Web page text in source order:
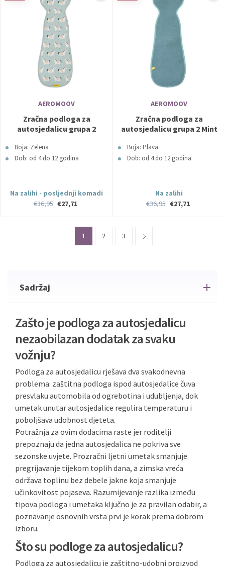
AEROMOOV
Zračna podloga za
autosjedalicu grupa 2
Boja: Zelena
Dob: od 4 do 12 godina
Na zalihi - posljednji komadi
€36,95 €27,71
AEROMOOV
Zračna podloga za
autosjedalicu grupa 2 Mint
Boja: Plava
Dob: od 4 do 12 godina
Na zalihi
€36,95 €27,71
1 2 3
Sadržaj
Zašto je podloga za autosjedalicu
nezaobilazan dodatak za svaku
vožnju?
Podloga za autosjedalicu rješava dva svakodnevna
problema: zaštitna podloga ispod autosjedalice čuva
presvlaku automobila od ogrebotina i udubljenja, dok
umetak unutar autosjedalice regulira temperaturu i
poboljšava udobnost djeteta.
Potražnja za ovim dodacima raste jer roditelji
prepoznaju da jedna autosjedalica ne pokriva sve
sezonske uvjete. Prozračni ljetni umetak smanjuje
pregrijavanje tijekom toplih dana, a zimska vreća
održava toplinu bez debele jakne koja smanjuje
učinkovitost pojaseva. Razumijevanje razlika između
tipova podloga i umetaka ključno je za pravilan odabir, a
poznavanje osnovnih vrsta prvi je korak prema dobrom
izboru.
Što su podloge za autosjedalicu?
Podloga za autosjedalicu je zaštitno-udobni proizvod